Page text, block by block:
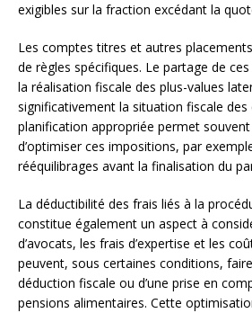
exigibles sur la fraction excédant la
Les comptes titres et autres
de règles spécifiques. Le partage de
la réalisation fiscale des plus-values
significativement la situation fiscale des
planification appropriée permet
d’optimiser ces impositions, par
rééquilibrages avant la finalisation du
La déductibilité des frais liés à la
constitue également un aspect à
d’avocats, les frais d’expertise et les
peuvent, sous certaines conditions, faire
déduction fiscale ou d’une prise en
pensions alimentaires. Cette